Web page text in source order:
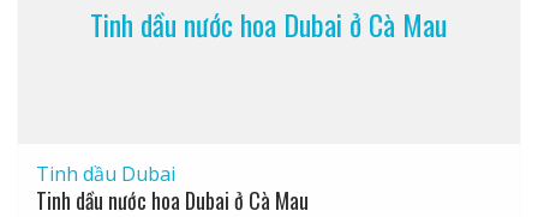
Tinh dầu nước hoa Dubai ở Cà Mau
Tinh dầu Dubai
Tinh dầu nước hoa Dubai ở Cà Mau